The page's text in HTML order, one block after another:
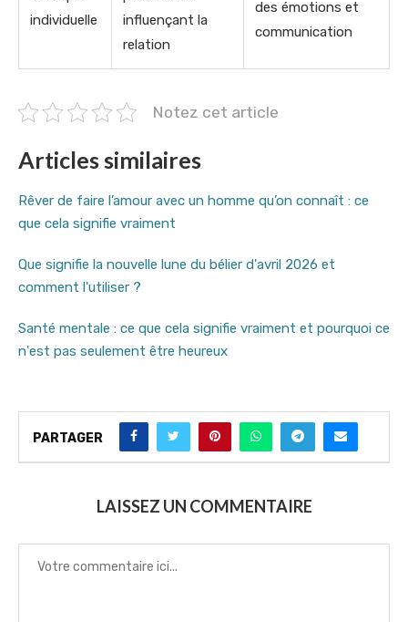
individuelle
influençant la
relation
des émotions et
communication
Notez cet article
Articles similaires
Rêver de faire l’amour avec un homme qu’on connaît : ce
que cela signifie vraiment
Que signifie la nouvelle lune du bélier d'avril 2026 et
comment l'utiliser ?
Santé mentale : ce que cela signifie vraiment et pourquoi ce
n'est pas seulement être heureux
PARTAGER
LAISSEZ UN COMMENTAIRE